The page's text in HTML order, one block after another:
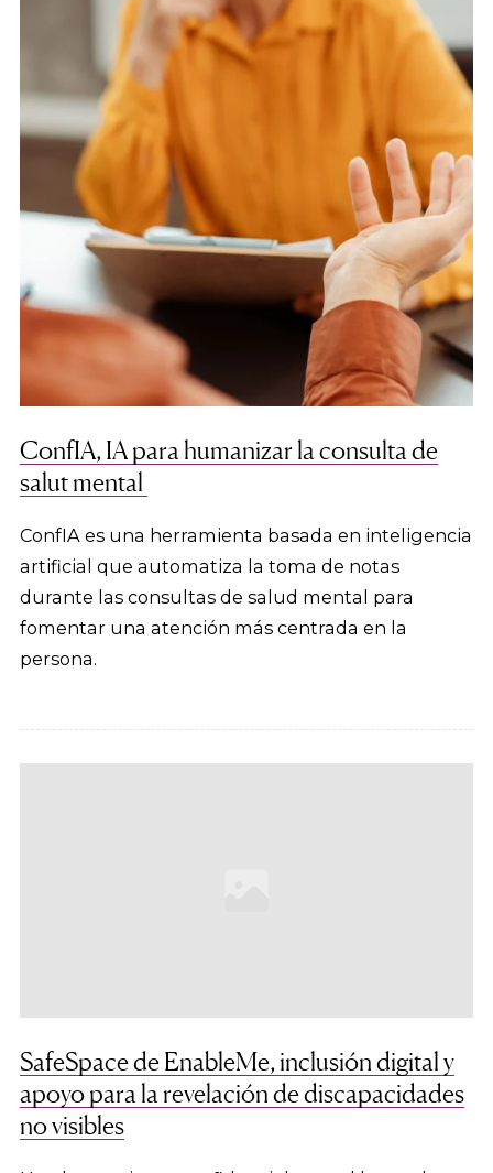
ConfIA, IA para humanizar la consulta de
salut mental
ConfIA es una herramienta basada en inteligencia
artificial que automatiza la toma de notas
durante las consultas de salud mental para
fomentar una atención más centrada en la
persona.
SafeSpace de EnableMe, inclusión digital y
apoyo para la revelación de discapacidades
no visibles